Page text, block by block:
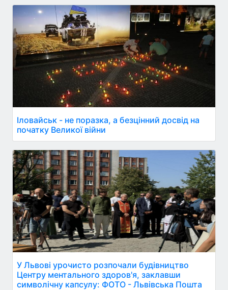
Іловайськ - не поразка, а безцінний досвід на
початку Великої війни
У Львові урочисто розпочали будівництво
Центру ментального здоров'я, заклавши
символічну капсулу: ФОТО - Львівська Пошта